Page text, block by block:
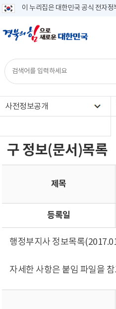
이 누리집은 대한민국 공식 전자정
사전정보공개
구 정보(문서)목록
제목
등록일
행정부지사 정보목록
자세한 사항은 붙임 파일을